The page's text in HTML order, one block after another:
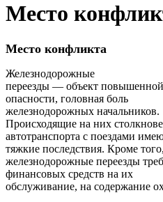
Место
Место конфликта
Железнодорожные
переезды — объект повышенной
опасности, головная боль
железнодорожных начальников.
Происходящие на них
автотранспорта с поездами
тяжкие последствия. Кроме того,
железнодорожные переезды
финансовых средств на их
обслуживание, на содержание